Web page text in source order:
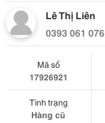
Lê Thị Liên
0393 061 076
Mã số
17926921
Tình trạng
Hàng cũ